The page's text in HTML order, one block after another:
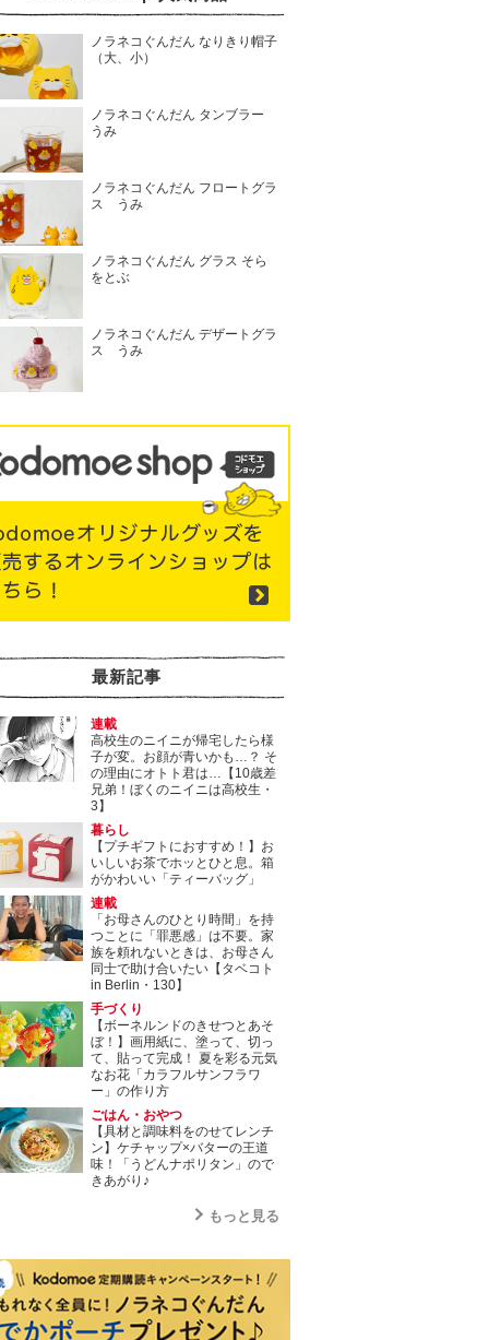
ノラネコぐんだん なりきり帽子
（大、小）
ノラネコぐんだん タンブラー
うみ
ノラネコぐんだん フロートグラ
ス うみ
ノラネコぐんだん グラス そら
をとぶ
ノラネコぐんだん デザートグラ
ス うみ
最新記事
連載
高校生のニイニが帰宅したら様
子が変。お顔が青いかも…？ そ
の理由にオトト君は…【10歳差
兄弟！ぼくのニイニは高校生・
3】
暮らし
【プチギフトにおすすめ！】お
いしいお茶でホッとひと息。箱
がかわいい「ティーバッグ」
連載
「お母さんのひとり時間」を持
つことに「罪悪感」は不要。家
族を頼れないときは、お母さん
同士で助け合いたい【タベコト
in Berlin・130】
手づくり
【ボーネルンドのきせつとあそ
ぼ！】画用紙に、塗って、切っ
て、貼って完成！ 夏を彩る元気
なお花「カラフルサンフラワ
ー」の作り方
ごはん・おやつ
【具材と調味料をのせてレンチ
ン】ケチャップ×バターの王道
味！「うどんナポリタン」ので
きあがり♪
もっと見る